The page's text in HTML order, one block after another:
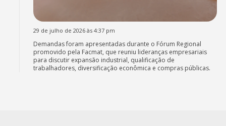
29 de julho de 2026 às 4:37 pm
Demandas foram apresentadas durante o Fórum Regional
promovido pela Facmat, que reuniu lideranças empresariais
para discutir expansão industrial, qualificação de
trabalhadores, diversificação econômica e compras públicas.